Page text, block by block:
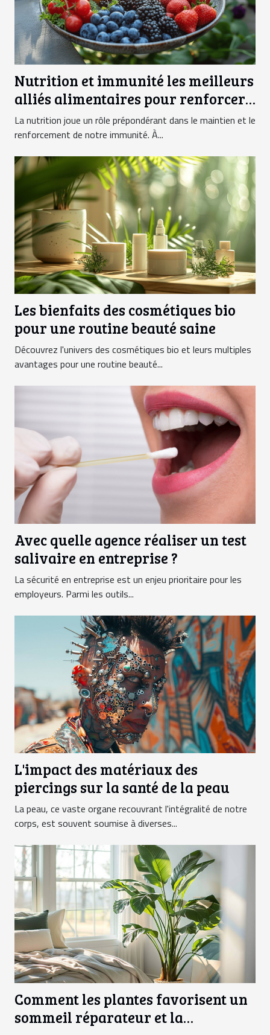
Nutrition et immunité les meilleurs
alliés alimentaires pour renforcer
vos défenses naturelles
La nutrition joue un rôle prépondérant dans le maintien et le
renforcement de notre immunité. À...
Les bienfaits des cosmétiques bio
pour une routine beauté saine
Découvrez l'univers des cosmétiques bio et leurs multiples
avantages pour une routine beauté...
Avec quelle agence réaliser un test
salivaire en entreprise ?
La sécurité en entreprise est un enjeu prioritaire pour les
employeurs. Parmi les outils...
L'impact des matériaux des
piercings sur la santé de la peau
La peau, ce vaste organe recouvrant l'intégralité de notre
corps, est souvent soumise à diverses...
Comment les plantes favorisent un
sommeil réparateur et la